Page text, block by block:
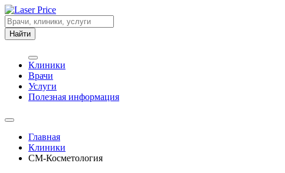
Найти
Клиники
Врачи
Услуги
Полезная информация
Главная
Клиники
СМ-Косметология